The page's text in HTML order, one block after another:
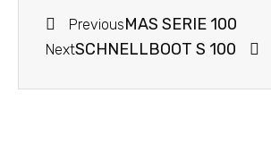
PreviousMAS SERIE 100
NextSCHNELLBOOT S 100